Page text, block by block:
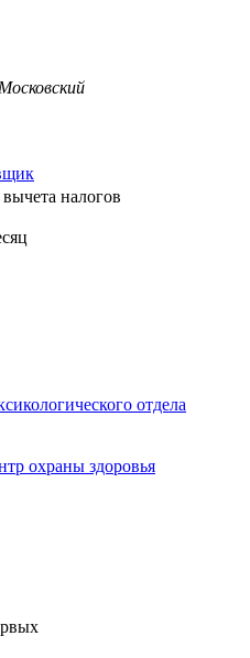
вычета налогов
отдела
охраны здоровья